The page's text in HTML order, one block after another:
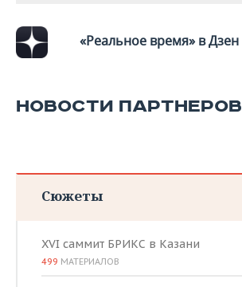
«Реальное время» в Дзен
НОВОСТИ ПАРТНЕРОВ
Сюжеты
XVI саммит БРИКС в Казани
499 МАТЕРИАЛОВ